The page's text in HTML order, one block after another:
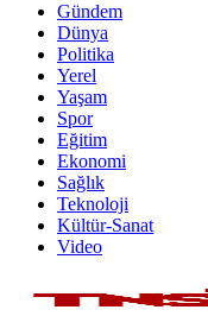
Gündem
Dünya
Politika
Yerel
Yaşam
Spor
Eğitim
Ekonomi
Sağlık
Teknoloji
Kültür-Sanat
Video